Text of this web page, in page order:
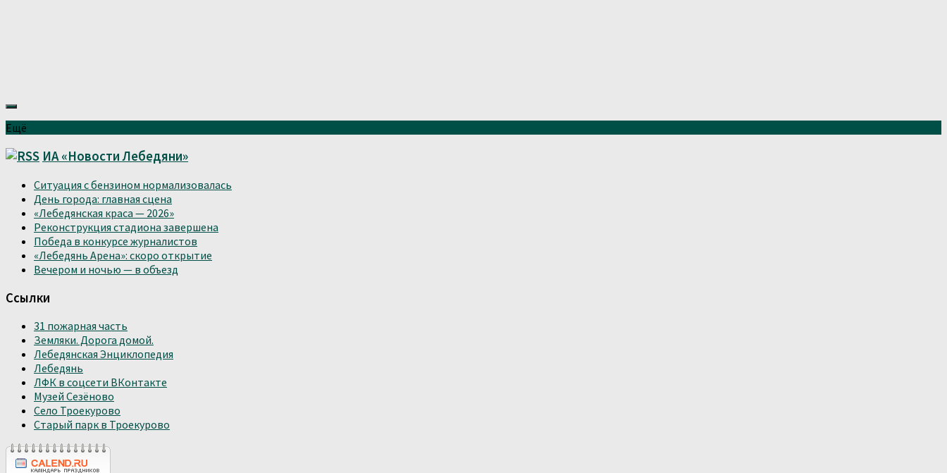
Ещё
ИА «Новости Лебедяни»
Ситуация с бензином нормализовалась
День города: главная сцена
«Лебедянская краса — 2026»
Реконструкция стадиона завершена
Победа в конкурсе журналистов
«Лебедянь Арена»: скоро открытие
Вечером и ночью — в объезд
Ссылки
31 пожарная часть
Земляки. Дорога домой.
Лебедянская Энциклопедия
Лебедянь
ЛФК в соцсети ВКонтакте
Музей Сезёново
Село Троекурово
Старый парк в Троекурово